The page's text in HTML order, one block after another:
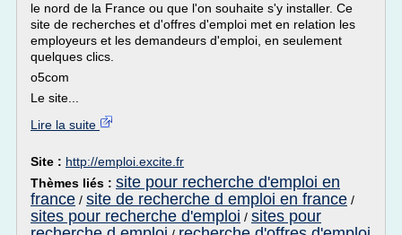
le nord de la France ou que l'on souhaite s'y installer. Ce
site de recherches et d'offres d'emploi met en relation les
employeurs et les demandeurs d'emploi, en seulement
quelques clics.
o5com
Le site...
Lire la suite
Site : http://emploi.excite.fr
Thèmes liés : site pour recherche d'emploi en
france / site de recherche d emploi en france /
sites pour recherche d'emploi / sites pour